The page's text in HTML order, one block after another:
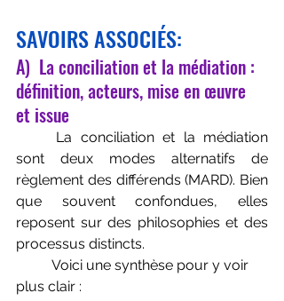
SAVOIRS ASSOCIÉS:
A)  La conciliation et la médiation :
définition, acteurs, mise en œuvre
et issue
sont deux modes alternatifs de
règlement des différends (MARD). Bien
que souvent confondues, elles
reposent sur des philosophies et des
processus distincts.
plus clair :